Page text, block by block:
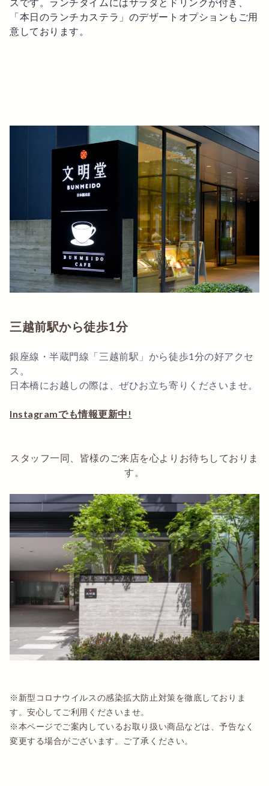
スです。ランチタイムにはサラダとドリンクが付き、
「本日のランチカステラ」のデザートオプションもご用
意しております。
三越前駅から徒歩1分
銀座線・半蔵門線「三越前駅」から徒歩1分の好アクセ
ス。
日本橋にお越しの際は、ぜひお立ち寄りくださいませ。
Instagramでも情報更新中!
スタッフ一同、皆様のご来店を心よりお待ちしておりま
す。
※新型コロナウイルスの感染拡大防止対策を徹底しておりま
す。安心してご利用くださいませ。
※本ページでご案内しているお取り扱い商品などは、予告なく
変更する場合がございます。ご了承ください。